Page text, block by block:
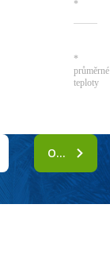
*
*
průměrné
teploty
ODEBÍRAT